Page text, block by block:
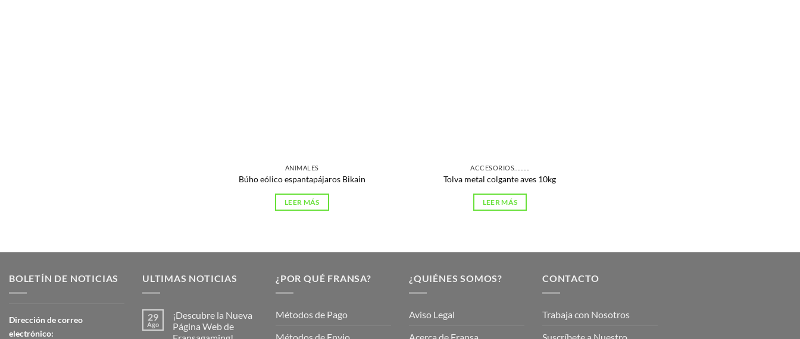
ANIMALES
Búho eólico espantapájaros Bikain
LEER MÁS
ACCESORIOS..........
Tolva metal colgante aves 10kg
LEER MÁS
BOLETÍN DE NOTICIAS
Dirección de correo
electrónico:
ULTIMAS NOTICIAS
29
Ago
¡Descubre la Nueva
Página Web de
¿POR QUÉ FRANSA?
Métodos de Pago
¿QUIÉNES SOMOS?
Aviso Legal
CONTACTO
Trabaja con Nosotros